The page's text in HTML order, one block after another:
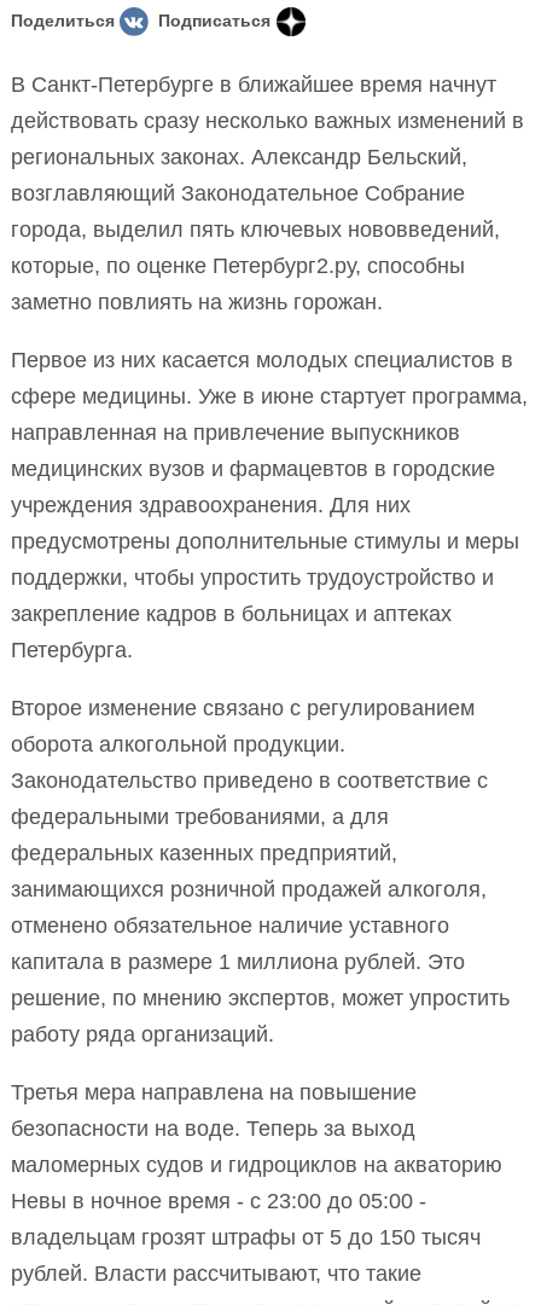
Поделиться Подписаться
В Санкт-Петербурге в ближайшее время начнут
действовать сразу несколько важных изменений в
региональных законах. Александр Бельский,
возглавляющий Законодательное Собрание
города, выделил пять ключевых нововведений,
которые, по оценке Петербург2.ру, способны
заметно повлиять на жизнь горожан.
Первое из них касается молодых специалистов в
сфере медицины. Уже в июне стартует программа,
направленная на привлечение выпускников
медицинских вузов и фармацевтов в городские
учреждения здравоохранения. Для них
предусмотрены дополнительные стимулы и меры
поддержки, чтобы упростить трудоустройство и
закрепление кадров в больницах и аптеках
Петербурга.
Второе изменение связано с регулированием
оборота алкогольной продукции.
Законодательство приведено в соответствие с
федеральными требованиями, а для
федеральных казенных предприятий,
занимающихся розничной продажей алкоголя,
отменено обязательное наличие уставного
капитала в размере 1 миллиона рублей. Это
решение, по мнению экспертов, может упростить
работу ряда организаций.
Третья мера направлена на повышение
безопасности на воде. Теперь за выход
маломерных судов и гидроциклов на акваторию
Невы в ночное время - с 23:00 до 05:00 -
владельцам грозят штрафы от 5 до 150 тысяч
рублей. Власти рассчитывают, что такие